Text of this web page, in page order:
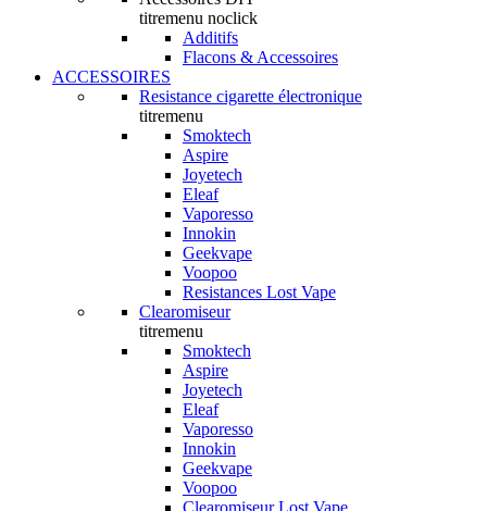
titremenu noclick
Additifs
Flacons & Accessoires
ACCESSOIRES
Resistance cigarette électronique
titremenu
Smoktech
Aspire
Joyetech
Eleaf
Vaporesso
Innokin
Geekvape
Voopoo
Resistances Lost Vape
Clearomiseur
titremenu
Smoktech
Aspire
Joyetech
Eleaf
Vaporesso
Innokin
Geekvape
Voopoo
Clearomiseur Lost Vape